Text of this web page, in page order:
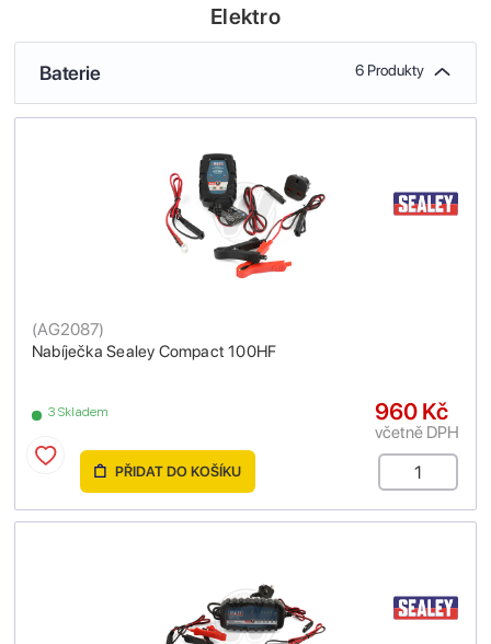
Elektro
Baterie 6 Produkty
Nabíječka Sealey Compact 100HF
(AG2087)
3 Skladem 960 Kč
včetně DPH
PŘIDAT DO KOŠÍKU